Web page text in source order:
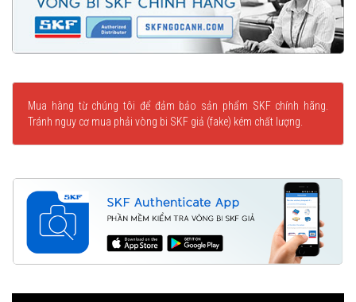
Mua hàng từ chúng tôi để đảm bảo sản phẩm SKF chính hãng.
Tránh nguy cơ mua phải vòng bi SKF giả (fake) kém chất lượng.